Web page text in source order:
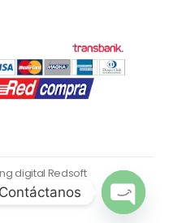
digital Redsoft
Contáctanos